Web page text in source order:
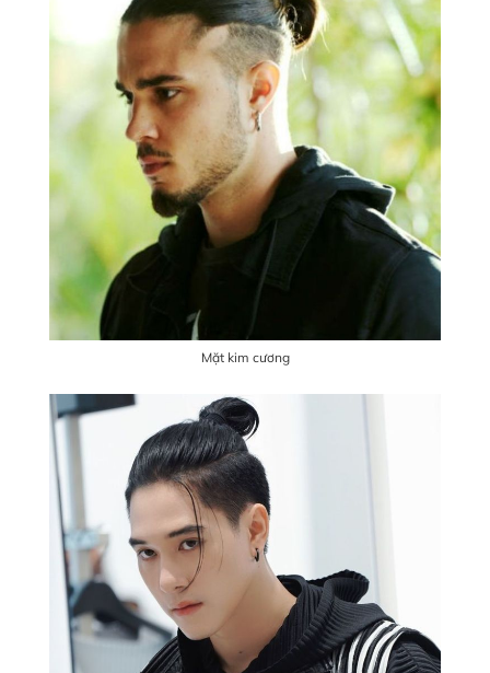
Mặt kim cương